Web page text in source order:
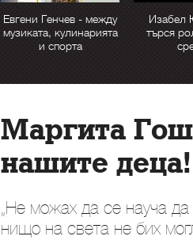
Евгени Генчев - между
музиката, кулинарията
и спорта
Изабел
търся
Маргита
нашите деца!
„Не можах да се науча
нищо на света не бих